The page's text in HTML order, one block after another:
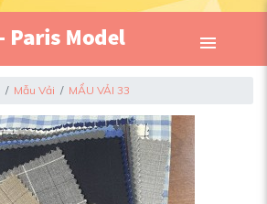
Mẫu Vải MẨU VẢI 33